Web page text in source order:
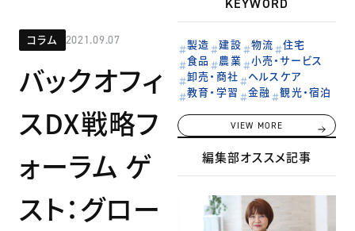
コラム 2021.09.07
バックオフィ
スDX戦略フ
ォーラム ゲ
スト：グロー
KEYWORD
製造 建設 物流
住宅
食品
農業
小売・サービス
卸売・商社
ヘルスケア
教育・学習
金融 観光・宿泊
VIEW MORE
編集部オススメ記事